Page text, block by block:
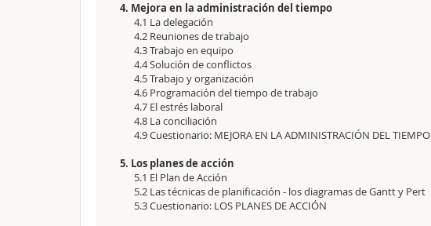
4. Mejora en la administración del tiempo
4.1 La delegación
4.2 Reuniones de trabajo
4.3 Trabajo en equipo
4.4 Solución de conflictos
4.5 Trabajo y organización
4.6 Programación del tiempo de trabajo
4.7 El estrés laboral
4.8 La conciliación
4.9 Cuestionario: MEJORA EN LA ADMINISTRACIÓN DEL TIEMPO
5. Los planes de acción
5.1 El Plan de Acción
5.2 Las técnicas de planificación - los diagramas de Gantt y Pert
5.3 Cuestionario: LOS PLANES DE ACCIÓN